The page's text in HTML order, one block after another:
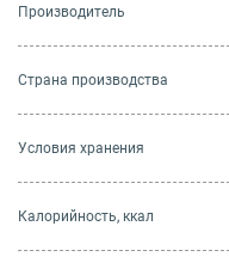
Производитель
Страна производства
Условия хранения
Калорийность, ккал